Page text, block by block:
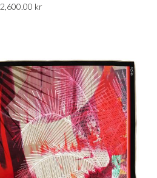
2,600.00 kr